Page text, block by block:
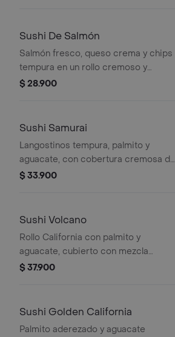
Sushi De Salmón
Salmón fresco, queso crema y chips
tempura en un rollo cremoso y
crujiente, con aguacate, mayonesa
$ 28.900
Sushi Samurai
Langostinos tempura, palmito y
aguacate, con cobertura cremosa de
coco, cebolla puerro caramelizada, un
$ 33.900
Sushi Volcano
Rollo California con palmito y
aguacate, cubierto con mezcla
cremosa de cangrejo y camarón,
textura suave.
$ 37.900
Sushi Golden California
Palmito aderezado y aguacate